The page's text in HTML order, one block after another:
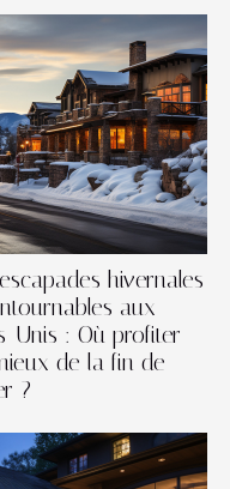
hivernales
aux
Unis : Où profiter
de la fin de
?